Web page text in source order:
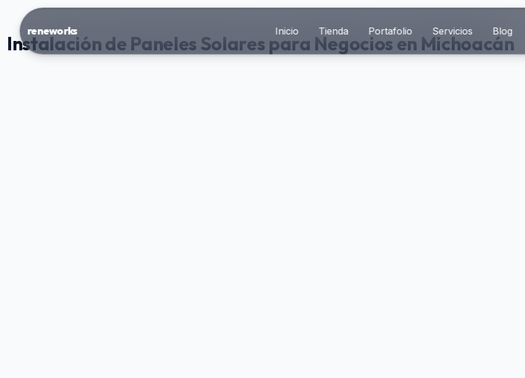
reneworks Inicio Tienda Portafolio Servicios Blog
Instalación de Paneles Solares para Negocios en Michoacán